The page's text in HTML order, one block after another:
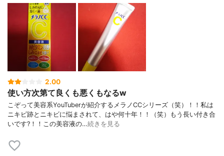
2.00
使い方次第て良くも悪くもなるw
こぞって美容系YouTuberが紹介するメラノCCシリーズ（笑）！！私は
ニキビ跡とニキビに悩まされて、はや何十年！！（笑）もう長い付き合
いです?！！この美容液の…続きを見る